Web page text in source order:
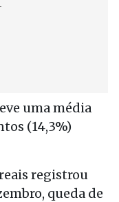
uma média
(14,3%)
registrou
queda de